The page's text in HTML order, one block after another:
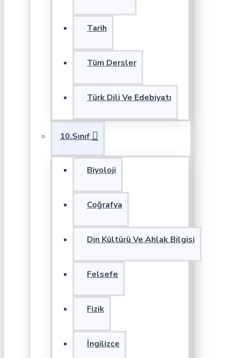
Tarih
Tüm Dersler
Türk Dili Ve Edebiyatı
10.Sınıf
Biyoloji
Coğrafya
Din Kültürü Ve Ahlak Bilgisi
Felsefe
Fizik
İngilizce